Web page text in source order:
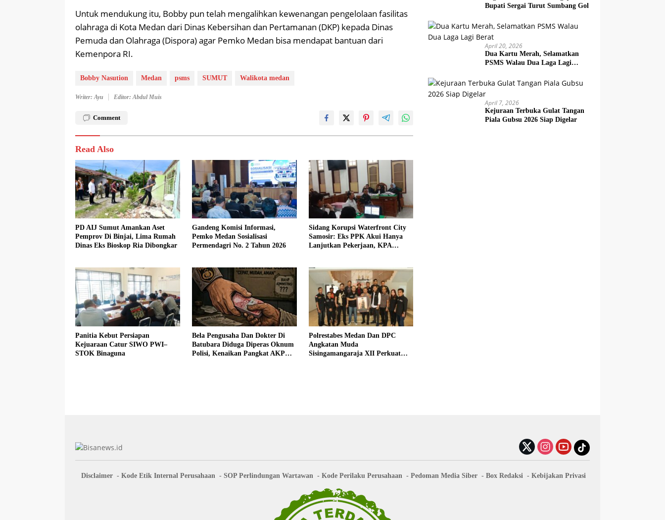
Untuk mendukung itu, Bobby pun telah mengalihkan kewenangan pengelolaan fasilitas
olahraga di Kota Medan dari Dinas Kebersihan dan Pertamanan (DKP) kepada Dinas
Pemuda dan Olahraga (Dispora) agar Pemko Medan bisa mendapat bantuan dari
Kemenpora RI.
Bobby Nasution Medan psms SUMUT Walikota medan
Writer: Ayu Editor: Abdul Muis
Comment
Read Also
PD AIJ Sumut Amankan Aset
Pemprov Di Binjai, Lima Rumah
Dinas Eks Bioskop Ria Dibongkar
Gandeng Komisi Informasi,
Pemko Medan Sosialisasi
Permendagri No. 2 Tahun 2026
Sidang Korupsi Waterfront City
Samosir: Eks PPK Akui Hanya
Lanjutkan Pekerjaan, KPA
Panitia Kebut Persiapan
Kejuaraan Catur SIWO PWI–
STOK Binaguna
Bela Pengusaha Dan Dokter Di
Batubara Diduga Diperas Oknum
Polisi, Kenaikan Pangkat AKP
Polrestabes Medan Dan DPC
Angkatan Muda
Sisingamangaraja XII Perkuat
Bupati Sergai Turut Sumbang Gol
April 20, 2026
Dua Kartu Merah, Selamatkan
PSMS Walau Dua Laga Lagi
April 7, 2026
Kejuraan Terbuka Gulat Tangan
Piala Gubsu 2026 Siap Digelar
Disclaimer Kode Etik Internal Perusahaan SOP Perlindungan Wartawan Kode Perilaku Perusahaan Pedoman Media Siber Box Redaksi Kebijakan Privasi